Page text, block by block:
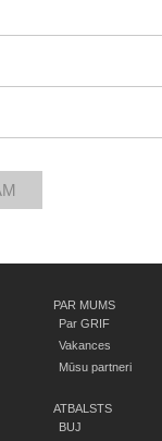
PAR MUMS
Par GRIF
Vakances
Mūsu partneri
ATBALSTS
BUJ